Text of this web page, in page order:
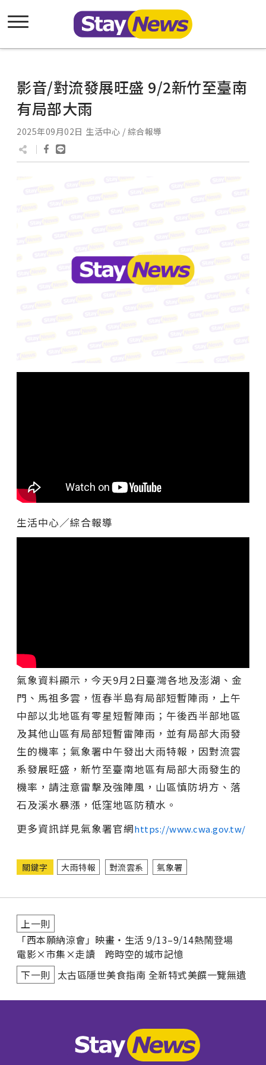
影音/對流發展旺盛 9/2新竹至臺南
有局部大雨
2025年09月02日 生活中心 / 綜合報導
生活中心∕綜合報導
氣象資料顯示，今天9月2日臺灣各地及澎湖、金
門、馬祖多雲，恆春半島有局部短暫陣雨，上午
中部以北地區有零星短暫陣雨；午後西半部地區
及其他山區有局部短暫雷陣雨，並有局部大雨發
生的機率；氣象署中午發出大雨特報，因對流雲
系發展旺盛，新竹至臺南地區有局部大雨發生的
機率，請注意雷擊及強陣風，山區慎防坍方、落
石及溪水暴漲，低窪地區防積水。
更多資訊詳見氣象署官網https://www.cwa.gov.tw/
關鍵字 大雨特報 對流雲系 氣象署
上一則
「西本願納涼會」映畫・生活 9/13–9/14熱鬧登場
電影×市集×走讀 跨時空的城市記憶
下一則
太古區隱世美食指南 全新特式美饌一覽無遺